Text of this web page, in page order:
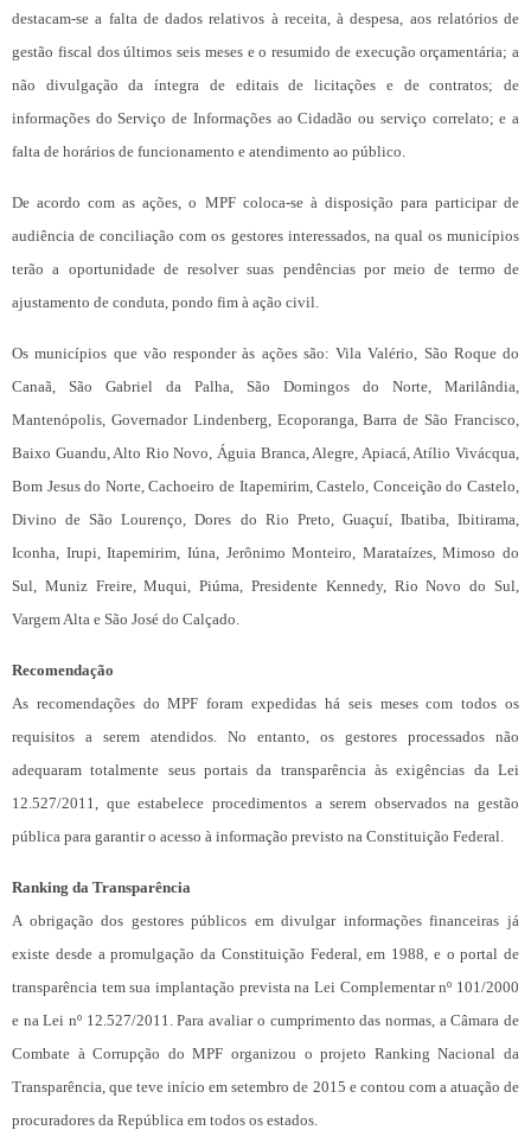
destacam-se a falta de dados relativos à receita, à despesa, aos relatórios de
gestão fiscal dos últimos seis meses e o resumido de execução orçamentária; a
não divulgação da íntegra de editais de licitações e de contratos; de
informações do Serviço de Informações ao Cidadão ou serviço correlato; e a
falta de horários de funcionamento e atendimento ao público.
De acordo com as ações, o MPF coloca-se à disposição para participar de
audiência de conciliação com os gestores interessados, na qual os municípios
terão a oportunidade de resolver suas pendências por meio de termo de
ajustamento de conduta, pondo fim à ação civil.
Os municípios que vão responder às ações são: Vila Valério, São Roque do
Canaã, São Gabriel da Palha, São Domingos do Norte, Marilândia,
Mantenópolis, Governador Lindenberg, Ecoporanga, Barra de São Francisco,
Baixo Guandu, Alto Rio Novo, Águia Branca, Alegre, Apiacá, Atílio Vivácqua,
Bom Jesus do Norte, Cachoeiro de Itapemirim, Castelo, Conceição do Castelo,
Divino de São Lourenço, Dores do Rio Preto, Guaçuí, Ibatiba, Ibitirama,
Iconha, Irupi, Itapemirim, Iúna, Jerônimo Monteiro, Marataízes, Mimoso do
Sul, Muniz Freire, Muqui, Piúma, Presidente Kennedy, Rio Novo do Sul,
Vargem Alta e São José do Calçado.
Recomendação
As recomendações do MPF foram expedidas há seis meses com todos os
requisitos a serem atendidos. No entanto, os gestores processados não
adequaram totalmente seus portais da transparência às exigências da Lei
12.527/2011, que estabelece procedimentos a serem observados na gestão
pública para garantir o acesso à informação previsto na Constituição Federal.
Ranking da Transparência
A obrigação dos gestores públicos em divulgar informações financeiras já
existe desde a promulgação da Constituição Federal, em 1988, e o portal de
transparência tem sua implantação prevista na Lei Complementar nº 101/2000
e na Lei nº 12.527/2011. Para avaliar o cumprimento das normas, a Câmara de
Combate à Corrupção do MPF organizou o projeto Ranking Nacional da
Transparência, que teve início em setembro de 2015 e contou com a atuação de
procuradores da República em todos os estados.